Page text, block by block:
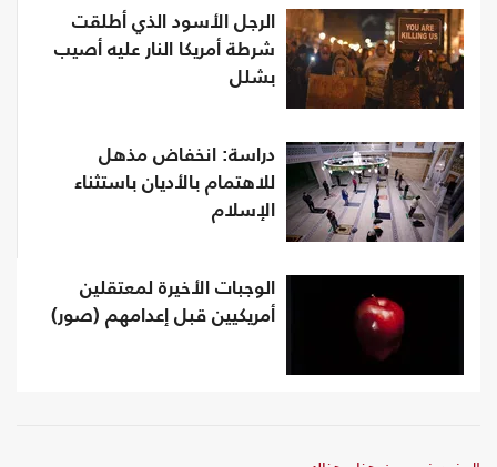
الرجل الأسود الذي أطلقت
شرطة أمريكا النار عليه أصيب
بشلل
دراسة: انخفاض مذهل
للاهتمام بالأديان باستثناء
الإسلام
الوجبات الأخيرة لمعتقلين
أمريكيين قبل إعدامهم (صور)